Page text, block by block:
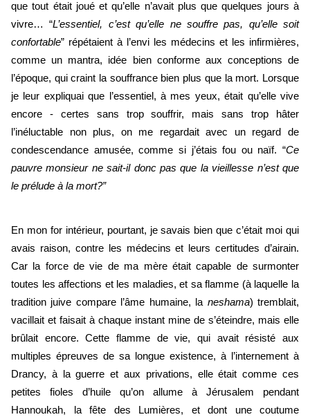
que tout était joué et qu’elle n’avait plus que quelques jours à
vivre… “L’essentiel, c’est qu’elle ne souffre pas, qu’elle soit
confortable” répétaient à l’envi les médecins et les infirmières,
comme un mantra, idée bien conforme aux conceptions de
l’époque, qui craint la souffrance bien plus que la mort. Lorsque
je leur expliquai que l’essentiel, à mes yeux, était qu’elle vive
encore - certes sans trop souffrir, mais sans trop hâter
l’inéluctable non plus, on me regardait avec un regard de
condescendance amusée, comme si j’étais fou ou naïf. “Ce
pauvre monsieur ne sait-il donc pas que la vieillesse n’est que
le prélude à la mort?”
En mon for intérieur, pourtant, je savais bien que c’était moi qui
avais raison, contre les médecins et leurs certitudes d’airain.
Car la force de vie de ma mère était capable de surmonter
toutes les affections et les maladies, et sa flamme (à laquelle la
tradition juive compare l’âme humaine, la neshama) tremblait,
vacillait et faisait à chaque instant mine de s’éteindre, mais elle
brûlait encore. Cette flamme de vie, qui avait résisté aux
multiples épreuves de sa longue existence, à l’internement à
Drancy, à la guerre et aux privations, elle était comme ces
petites fioles d’huile qu’on allume à Jérusalem pendant
Hannoukah, la fête des Lumières, et dont une coutume